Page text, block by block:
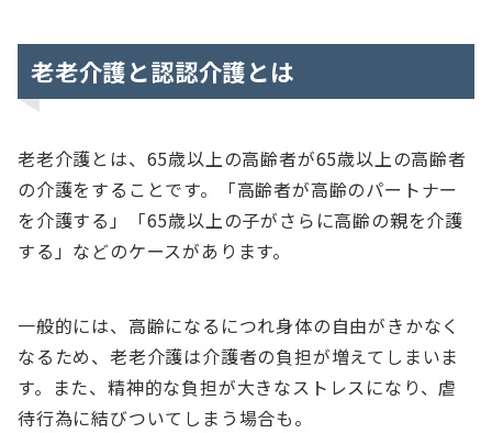
老老介護と認認介護とは
老老介護とは、65歳以上の高齢者が65歳以上の高齢者
の介護をすることです。「高齢者が高齢のパートナー
を介護する」「65歳以上の子がさらに高齢の親を介護
する」などのケースがあります。
一般的には、高齢になるにつれ身体の自由がきかなく
なるため、老老介護は介護者の負担が増えてしまいま
す。また、精神的な負担が大きなストレスになり、虐
待行為に結びついてしまう場合も。